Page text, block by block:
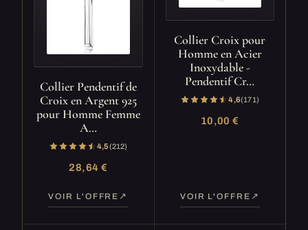
Collier Pendentif de
Croix en Argent 925
pour Homme Femme
A…
4,5(212)
28,64 €
VOIR L'OFFRE
Collier Croix pour
Homme en Acier
Inoxydable -
Pendentif Cr…
4,6(171)
10,00 €
VOIR L'OFFRE